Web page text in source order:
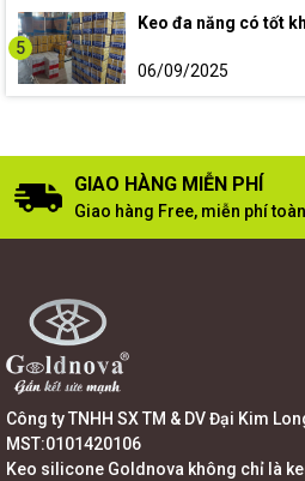
5
Keo đa năng có tốt
06/09/2025
GIAO HÀNG MIỄN PHÍ
Giao hàng Free, miễn phí
Công ty TNHH SX TM & DV Đại Kim
MST:0101420106
Keo silicone Goldnova không chỉ là